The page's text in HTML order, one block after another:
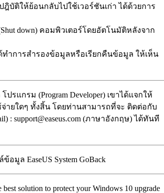
ฎิบัติให้ย้อนกลับไปใช้เวอร์ชันเก่า ได้ด้วยการ
down) คอมพิวเตอร์โดยอัตโนมัติหลังจาก
ำการสำรองข้อมูลหรือเรียกคืนข้อมูล ให้เห็น
ปรแกรม (Program Developer) เขาได้แจกให้
ายใดๆ ทั้งสิ้น โดยท่านสามารถที่จะ ติดต่อกับ
support@easeus.com (ภาษาอังกฤษ) ได้ทันที
best solution to protect your Windows 10 upgrade